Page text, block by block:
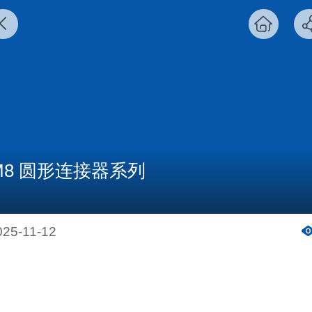
圆形连接器系列
11-12